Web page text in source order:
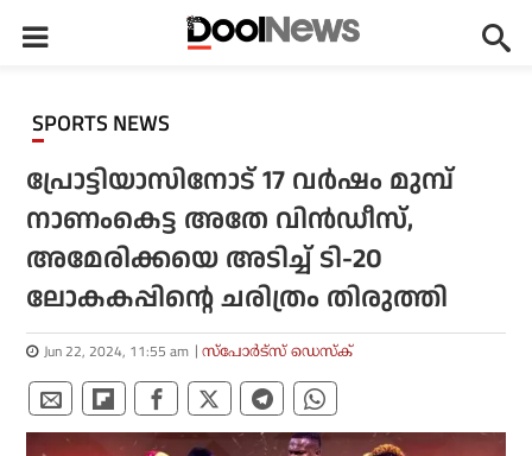
SPORTS NEWS
പ്രോട്ടിയാസിനോട് 17 വര്‍ഷം മുമ്പ്
നാണംകെട്ട അതേ വിന്‍ഡീസ്,
അമേരിക്കയെ അടിച്ച് ടി-20
ലോകകപ്പിന്റെ ചരിത്രം തിരുത്തി
Jun 22, 2024, 11:55 am സ്പോര്‍ട്സ് ഡെസ്‌ക്